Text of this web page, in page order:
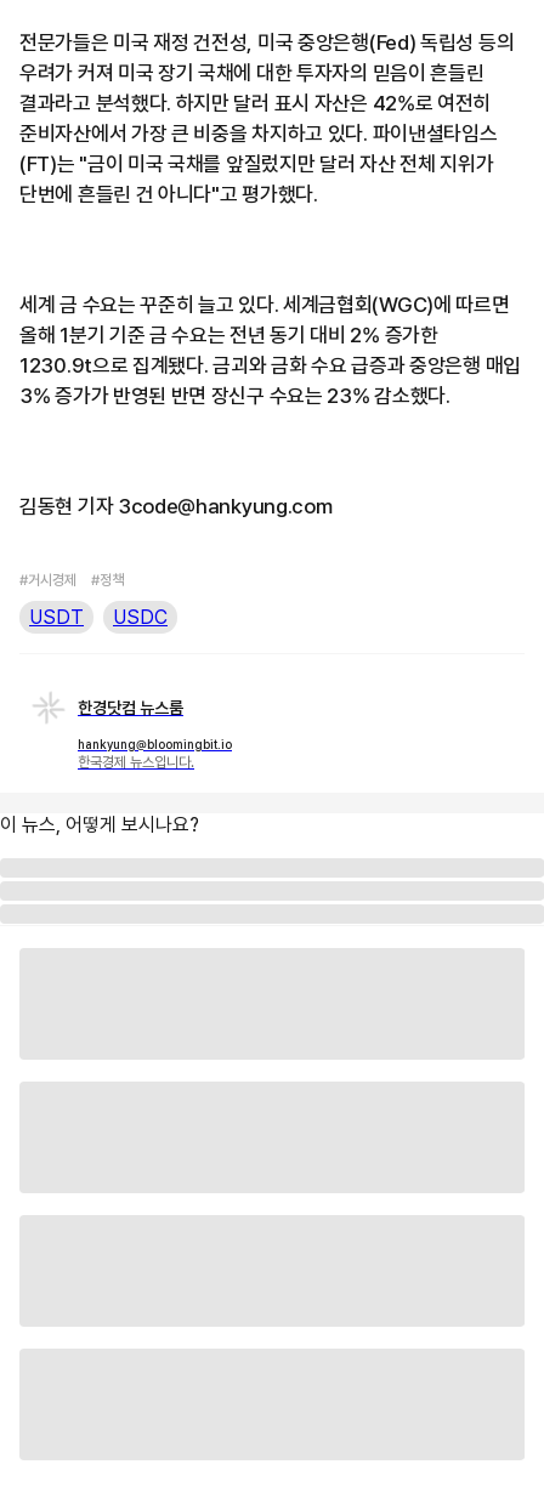
전문가들은 미국 재정 건전성, 미국 중앙은행(Fed) 독립성 등의
우려가 커져 미국 장기 국채에 대한 투자자의 믿음이 흔들린
결과라고 분석했다. 하지만 달러 표시 자산은 42%로 여전히
준비자산에서 가장 큰 비중을 차지하고 있다. 파이낸셜타임스
(FT)는 "금이 미국 국채를 앞질렀지만 달러 자산 전체 지위가
단번에 흔들린 건 아니다"고 평가했다.
세계 금 수요는 꾸준히 늘고 있다. 세계금협회(WGC)에 따르면
올해 1분기 기준 금 수요는 전년 동기 대비 2% 증가한
1230.9t으로 집계됐다. 금괴와 금화 수요 급증과 중앙은행 매입
3% 증가가 반영된 반면 장신구 수요는 23% 감소했다.
김동현 기자 3code@hankyung.com
#거시경제 #정책
USDT USDC
한경닷컴 뉴스룸
hankyung@bloomingbit.io
한국경제 뉴스입니다.
이 뉴스, 어떻게 보시나요?